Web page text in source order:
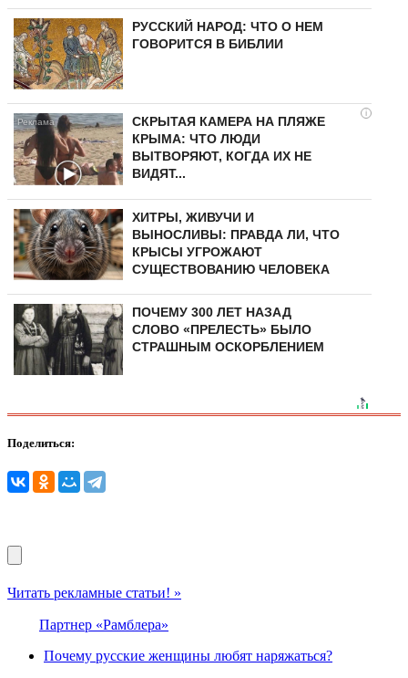
РУССКИЙ НАРОД: ЧТО О НЕМ
ГОВОРИТСЯ В БИБЛИИ
i
СКРЫТАЯ КАМЕРА НА ПЛЯЖЕ
КРЫМА: ЧТО ЛЮДИ
ВЫТВОРЯЮТ, КОГДА ИХ НЕ
ВИДЯТ...
ХИТРЫ, ЖИВУЧИ И
ВЫНОСЛИВЫ: ПРАВДА ЛИ, ЧТО
КРЫСЫ УГРОЖАЮТ
СУЩЕСТВОВАНИЮ ЧЕЛОВЕКА
ПОЧЕМУ 300 ЛЕТ НАЗАД
СЛОВО «ПРЕЛЕСТЬ» БЫЛО
СТРАШНЫМ ОСКОРБЛЕНИЕМ
Поделиться:
Читать рекламные статьи! »
Партнер «Рамблера»
Почему русские женщины любят наряжаться?